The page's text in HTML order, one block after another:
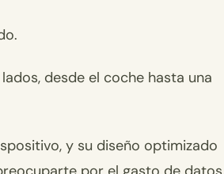
desde el coche hasta una
y su diseño optimizado